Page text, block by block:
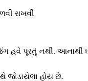
રાખવી
હવે પૂરતું નથી.
જોડાયેલા હોય છે.